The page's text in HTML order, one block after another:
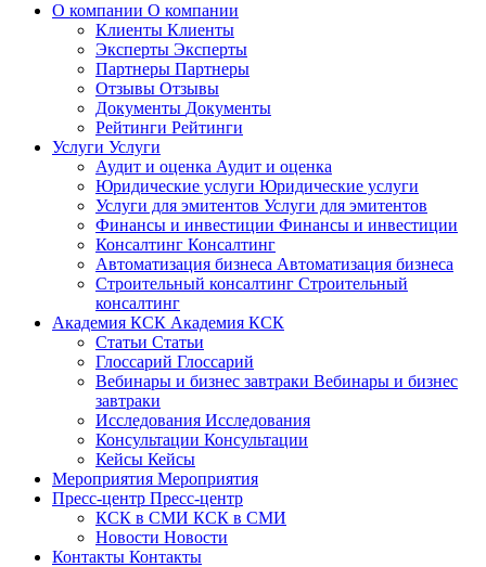
О компании О компании
Клиенты Клиенты
Эксперты Эксперты
Партнеры Партнеры
Отзывы Отзывы
Документы Документы
Рейтинги Рейтинги
Услуги Услуги
Аудит и оценка Аудит и оценка
Юридические услуги Юридические услуги
Услуги для эмитентов Услуги для эмитентов
Финансы и инвестиции Финансы и инвестиции
Консалтинг Консалтинг
Автоматизация бизнеса Автоматизация бизнеса
Строительный консалтинг Строительный
консалтинг
Академия КСК Академия КСК
Статьи Статьи
Глоссарий Глоссарий
Вебинары и бизнес завтраки Вебинары и бизнес
завтраки
Исследования Исследования
Консультации Консультации
Кейсы Кейсы
Мероприятия Мероприятия
Пресс-центр Пресс-центр
КСК в СМИ КСК в СМИ
Новости Новости
Контакты Контакты